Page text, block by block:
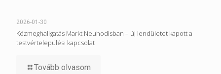
2026-01-30
Közmeghallgatás Markt Neuhodisban – új lendületet kapott a
testvértelepülési kapcsolat
Tovább olvasom